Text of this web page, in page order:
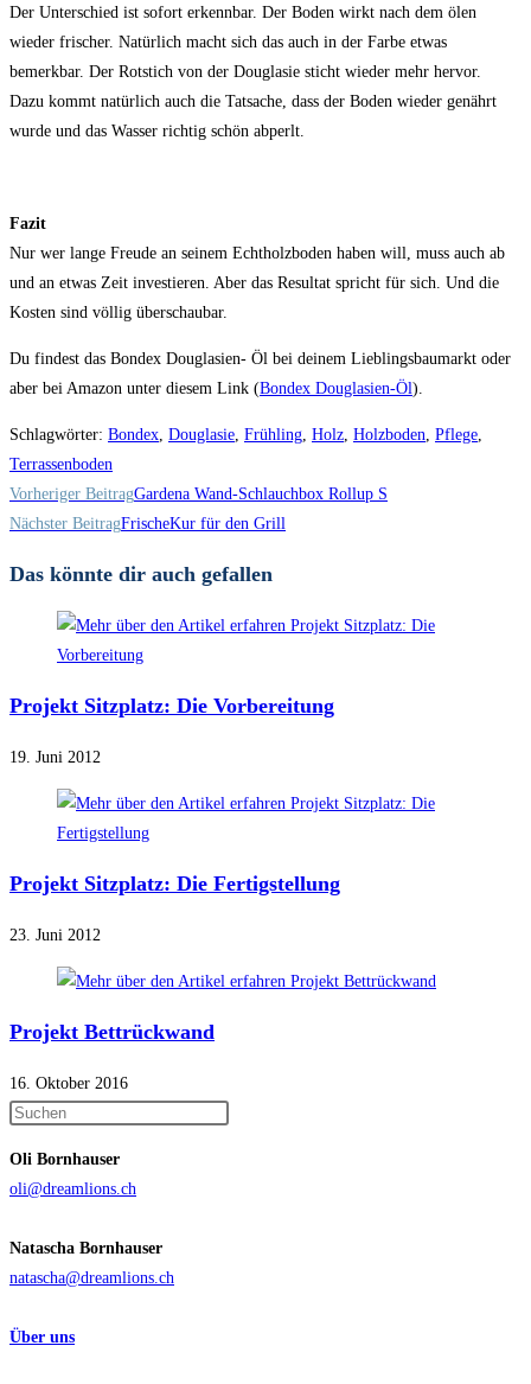
Der Unterschied ist sofort erkennbar. Der Boden wirkt nach dem ölen
wieder frischer. Natürlich macht sich das auch in der Farbe etwas
bemerkbar. Der Rotstich von der Douglasie sticht wieder mehr hervor.
Dazu kommt natürlich auch die Tatsache, dass der Boden wieder genährt
wurde und das Wasser richtig schön abperlt.
Fazit
Nur wer lange Freude an seinem Echtholzboden haben will, muss auch ab
und an etwas Zeit investieren. Aber das Resultat spricht für sich. Und die
Kosten sind völlig überschaubar.
Du findest das Bondex Douglasien- Öl bei deinem Lieblingsbaumarkt oder
aber bei Amazon unter diesem Link (Bondex Douglasien-Öl).
Schlagwörter: Bondex, Douglasie, Frühling, Holz, Holzboden, Pflege,
Terrassenboden
Weitere
Artikel
ansehen
Vorheriger BeitragGardena Wand-Schlauchbox Rollup S
Nächster BeitragFrischeKur für den Grill
Das könnte dir auch gefallen
Projekt Sitzplatz: Die Vorbereitung
19. Juni 2012
Projekt Sitzplatz: Die Fertigstellung
23. Juni 2012
Projekt Bettrückwand
16. Oktober 2016
Oli Bornhauser
oli@dreamlions.ch
Natascha Bornhauser
natascha@dreamlions.ch
Über uns